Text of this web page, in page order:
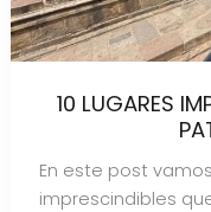
10 LUGARES
En este post
imprescindibles